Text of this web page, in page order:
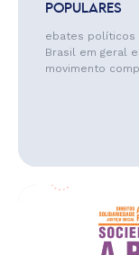
POPULARES
ebates políticos
Brasil em geral
movimento